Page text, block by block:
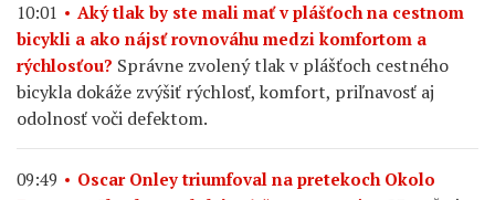
10:01
Aký tlak by ste mali mať v plášťoch na cestnom
bicykli a ako nájsť rovnováhu medzi komfortom a
rýchlosťou? Správne zvolený tlak v plášťoch cestného
bicykla dokáže zvýšiť rýchlosť, komfort, priľnavosť aj
odolnosť voči defektom.
09:49
Oscar Onley triumfoval na pretekoch Okolo